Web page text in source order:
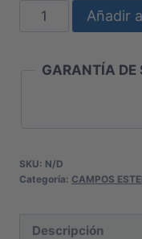
CAMPO
SUBGLUTEO
BOLSA
cantidad
Añadir
GARANTÍA DE
SKU: N/D
Categoría: CAMPOS
Descripción